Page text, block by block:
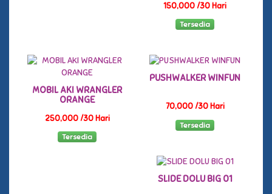
150,000 /30 Hari
Tersedia
MOBIL AKI WRANGLER
ORANGE
250,000 /30 Hari
Tersedia
PUSHWALKER WINFUN
70,000 /30 Hari
Tersedia
SLIDE DOLU BIG 01